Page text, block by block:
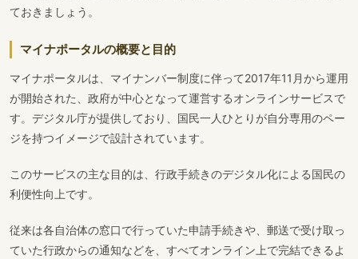
ておきましょう。
マイナポータルの概要と目的
マイナポータルは、マイナンバー制度に伴って2017年11月から運用
が開始された、政府が中心となって運営するオンラインサービスで
す。デジタル庁が提供しており、国民一人ひとりが自分専用のペー
ジを持つイメージで設計されています。
このサービスの主な目的は、行政手続きのデジタル化による国民の
利便性向上です。
従来は各自治体の窓口で行っていた申請手続きや、郵送で受け取っ
ていた行政からの通知などを、すべてオンライン上で完結できるよ